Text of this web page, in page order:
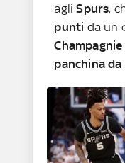
agliSpurs,
punti da un
Champagnie
panchina